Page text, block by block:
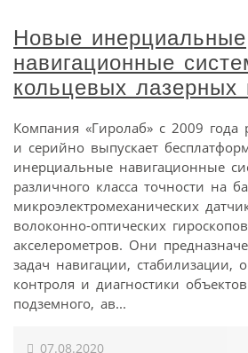
Новые инерциальные
навигационные
кольцевых лазерных
Компания «Гиролаб» с 2009 года
и серийно выпускает
инерциальные навигационные
различного класса точности на
микроэлектромеханических
волоконно-оптических
акселерометров. Они
задач навигации, стабилизации,
контроля и диагностики
подземного, ав...
07.08.2020